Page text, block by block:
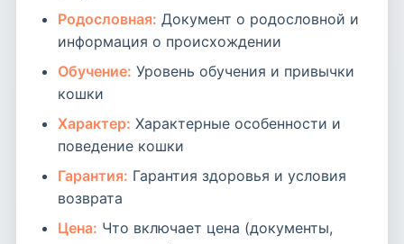
Родословная: Документ о родословной и
информация о происхождении
Обучение: Уровень обучения и привычки
кошки
Характер: Характерные особенности и
поведение кошки
Гарантия: Гарантия здоровья и условия
возврата
Цена: Что включает цена (документы,